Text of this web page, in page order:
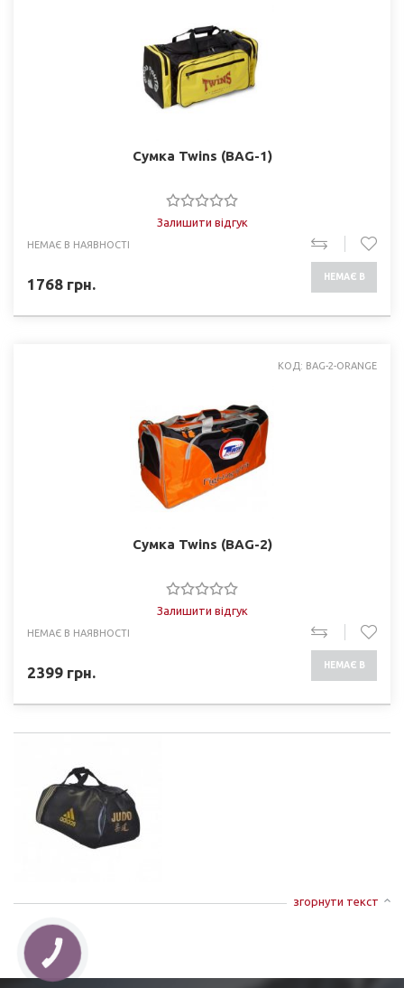
Сумка Twins (BAG-1)
Залишити відгук
НЕМАЄ В НАЯВНОСТІ
1768 грн. НЕМАЄ В
КОД: BAG-2-ORANGE
Сумка Twins (BAG-2)
Залишити відгук
НЕМАЄ В НАЯВНОСТІ
2399 грн. НЕМАЄ В
згорнути текст
КНОПКА
ЗВ'ЯЗКУ